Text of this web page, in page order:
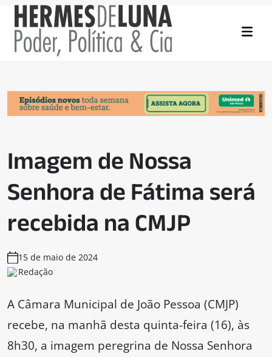
Imagem de Nossa
Senhora de Fátima será
recebida na CMJP
15 de maio de 2024
Redação
A Câmara Municipal de João Pessoa (CMJP)
recebe, na manhã desta quinta-feira (16), às
8h30, a imagem peregrina de Nossa Senhora